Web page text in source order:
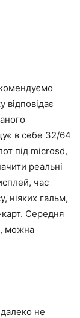
відповідає
в себе 32/64
під microsd,
реальні
час
ніяких гальм,
Середня
можна
не